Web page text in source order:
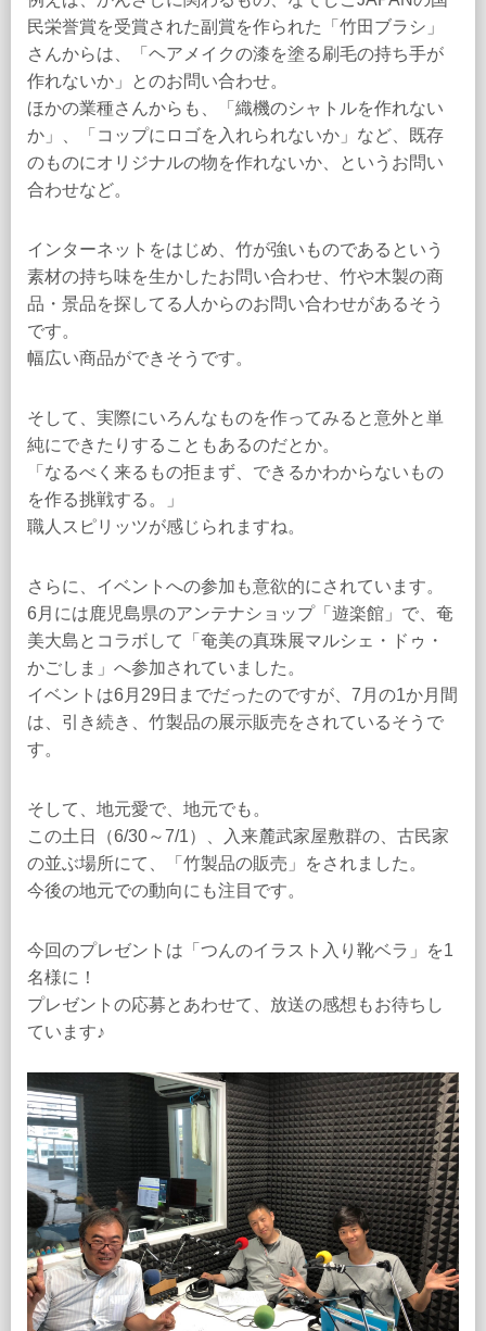
民栄誉賞を受賞された副賞を作られた「竹田ブラシ」
さんからは、「ヘアメイクの漆を塗る刷毛の持ち手が
作れないか」とのお問い合わせ。
ほかの業種さんからも、「織機のシャトルを作れない
か」、「コップにロゴを入れられないか」など、既存
のものにオリジナルの物を作れないか、というお問い
合わせなど。
インターネットをはじめ、竹が強いものであるという
素材の持ち味を生かしたお問い合わせ、竹や木製の商
品・景品を探してる人からのお問い合わせがあるそう
です。
幅広い商品ができそうです。
そして、実際にいろんなものを作ってみると意外と単
純にできたりすることもあるのだとか。
「なるべく来るもの拒まず、できるかわからないもの
を作る挑戦する。」
職人スピリッツが感じられますね。
さらに、イベントへの参加も意欲的にされています。
6月には鹿児島県のアンテナショップ「遊楽館」で、奄
美大島とコラボして「奄美の真珠展マルシェ・ドゥ・
かごしま」へ参加されていました。
イベントは6月29日までだったのですが、7月の1か月間
は、引き続き、竹製品の展示販売をされているそうで
す。
そして、地元愛で、地元でも。
この土日（6/30～7/1）、入来麓武家屋敷群の、古民家
の並ぶ場所にて、「竹製品の販売」をされました。
今後の地元での動向にも注目です。
今回のプレゼントは「つんのイラスト入り靴ベラ」を1
名様に！
プレゼントの応募とあわせて、放送の感想もお待ちし
ています♪